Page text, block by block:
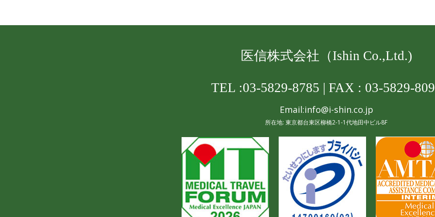
医信株式会社 （Ishin Co.,Ltd.)
TEL :03-5829-8785 | FAX : 03-5829-
Email:info@i-shin.co.jp
所在地: 東京都台東区柳橋2-1-1代地田中ビル8F